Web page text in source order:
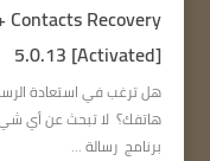
Recovery
5.0.13 [Activated]
هل ترغب في استعادة
هاتفك؟ لا تبحث عن أي
برنامج رسالة ...